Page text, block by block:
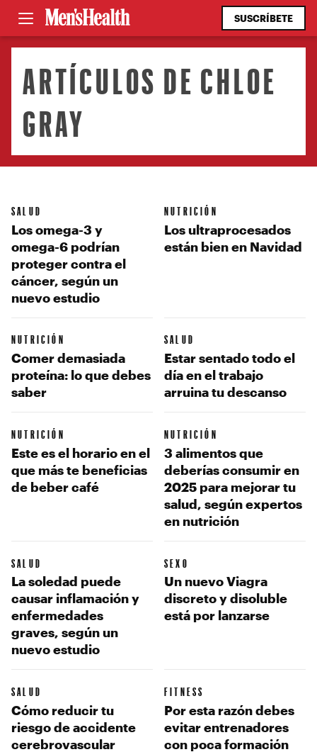
SUSCRÍBETE
ARTÍCULOS DE CHLOE
GRAY
SALUD
Los omega-3 y
omega-6 podrían
proteger contra el
cáncer, según un
nuevo estudio
NUTRICIÓN
Los ultraprocesados
están bien en Navidad
NUTRICIÓN
Comer demasiada
proteína: lo que debes
saber
SALUD
Estar sentado todo el
día en el trabajo
arruina tu descanso
NUTRICIÓN
Este es el horario en el
que más te beneficias
de beber café
NUTRICIÓN
3 alimentos que
deberías consumir en
2025 para mejorar tu
salud, según expertos
en nutrición
SALUD
La soledad puede
causar inflamación y
enfermedades
graves, según un
nuevo estudio
SEXO
Un nuevo Viagra
discreto y disoluble
está por lanzarse
SALUD
Cómo reducir tu
riesgo de accidente
cerebrovascular
FITNESS
Por esta razón debes
evitar entrenadores
con poca formación